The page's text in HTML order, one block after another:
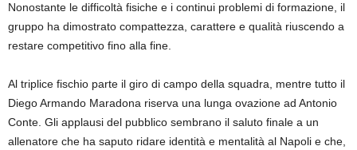
Nonostante le difficoltà fisiche e i continui problemi di formazione, il
gruppo ha dimostrato compattezza, carattere e qualità riuscendo a
restare competitivo fino alla fine.
Al triplice fischio parte il giro di campo della squadra, mentre tutto il
Diego Armando Maradona riserva una lunga ovazione ad Antonio
Conte. Gli applausi del pubblico sembrano il saluto finale a un
allenatore che ha saputo ridare identità e mentalità al Napoli e che,